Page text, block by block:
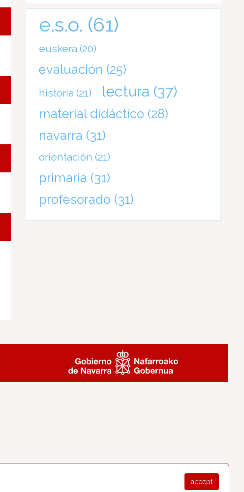
e.s.o. (61)
euskera (20)
evaluación (25)
historia (21) lectura (37)
material didáctico (28)
navarra (31)
orientación (21)
primaria (31)
profesorado (31)
accept